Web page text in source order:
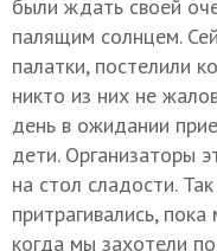
были ждать своей
палящим солнцем.
палатки, постелили
никто из них не
день в ожидании
дети. Организаторы
на стол сладости.
притрагивались,
когда мы захотели